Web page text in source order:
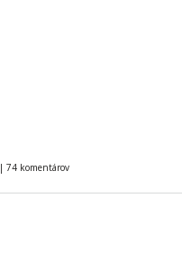
| 74 komentárov